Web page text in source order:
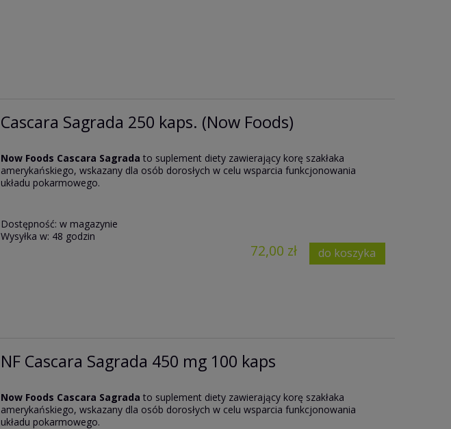
Cascara Sagrada 250 kaps. (Now Foods)
Now Foods Cascara Sagrada to suplement diety zawierający korę szakłaka
amerykańskiego, wskazany dla osób dorosłych w celu wsparcia funkcjonowania
układu pokarmowego.
Dostępność: w magazynie
Wysyłka w: 48 godzin
72,00 zł do koszyka
NF Cascara Sagrada 450 mg 100 kaps
Now Foods Cascara Sagrada to suplement diety zawierający korę szakłaka
amerykańskiego, wskazany dla osób dorosłych w celu wsparcia funkcjonowania
układu pokarmowego.